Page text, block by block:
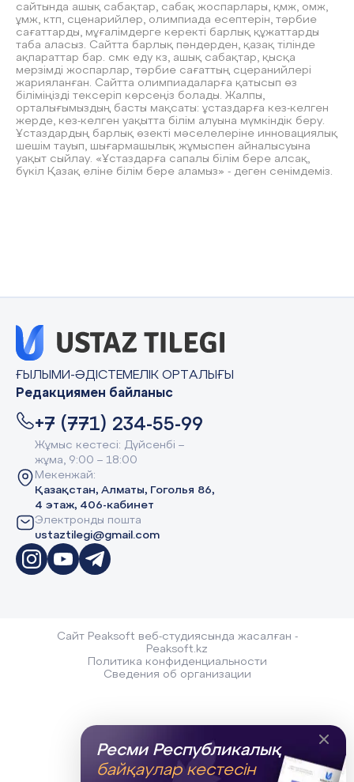
Ресми Республикалық
байқаулар кестесін
сайтында ашық сабақтар, сабақ жоспарлары, қмж, омж,
ұмж, ктп, сценарийлер, олимпиада есептерін, тәрбие
сағаттарды, мұғалімдерге керекті барлық құжаттарды
таба аласыз. Сайтта барлық пәндерден, қазақ тілінде
ақпараттар бар. смк еду кз, ашық сабақтар, қысқа
мерзімді жоспарлар, тәрбие сағаттың сцеранийлері
жарияланған. Сайтта олимпиадаларға қатысып өз
біліміңізді тексеріп көрсеңіз болады. Жалпы,
орталығымыздың басты мақсаты: ұстаздарға кез-келген
жерде, кез-келген уақытта білім алуына мүмкіндік беру.
Ұстаздардың барлық өзекті мәселелеріне инновациялық
шешім тауып, шығармашылық жұмыспен айналысуына
уақыт сыйлау. «Ұстаздарға сапалы білім бере алсақ,
бүкіл Қазақ еліне білім бере аламыз» - деген сенімдеміз.
ҒЫЛЫМИ-ӘДІСТЕМЕЛІК ОРТАЛЫҒЫ
Редакциямен байланыс
+7 (771) 234-55-99
Жұмыс кестесі: Дүйсенбі –
жұма, 9:00 – 18:00
Мекенжай:
Қазақстан, Алматы, Гоголья 86,
4 этаж, 406-кабинет
Электронды пошта
ustaztilegi@gmail.com
Сайт Peaksoft веб-студиясында жасалған -
Peaksoft.kz
Политика конфиденциальности
Сведения об организации